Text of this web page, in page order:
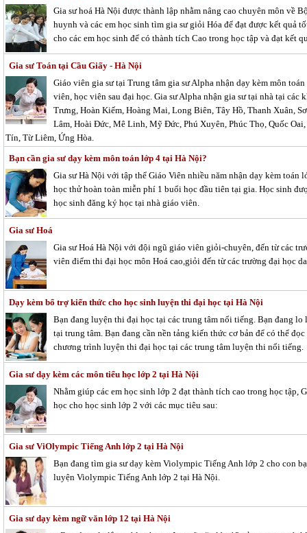
Gia sư hoá Hà Nội được thành lập nhằm nâng cao chuyên môn về
huynh và các em học sinh tìm gia sư giỏi Hóa để đạt được kết quả
cho các em học sinh để có thành tích Cao trong học tập và đạt kết
Gia sư Toán tại Cầu Giấy - Hà Nội
Giáo viên gia sư tại Trung tâm gia sư Alpha nhận dạy kèm môn
viên, học viên sau đại học. Gia sư Alpha nhận gia sư tại nhà tại
Trưng, Hoàn Kiếm, Hoàng Mai, Long Biên, Tây Hồ, Thanh Xuân,
Lâm, Hoài Đức, Mê Linh, Mỹ Đức, Phú Xuyên, Phúc Thọ, Quốc
Tín, Từ Liêm, Ứng Hòa.
Bạn cần gia sư dạy kèm môn toán lớp 4 tại Hà Nội?
Gia sư Hà Nội với tập thể Giáo Viên nhiều năm nhận dạy kèm toán
học thử hoàn toàn miễn phí 1 buổi học đầu tiên tại gia. Học sinh
học sinh đăng ký học tại nhà giáo viên.
Gia sư Hoá
Gia sư Hoá Hà Nội với đội ngũ giáo viên giỏi-chuyên, đến từ các
viên điểm thi đại học môn Hoá cao,giỏi đến từ các trường đại học
Dạy kèm bổ trợ kiến thức cho học sinh luyện thi đại học tại Hà Nội
Bạn đang luyện thi đại học tại các trung tâm nổi tiếng. Bạn đang
tại trung tâm. Bạn đang cần nền tảng kiến thức cơ bản để có thể
chương trình luyện thi đại học tại các trung tâm luyện thi nổi tiếng.
Gia sư dạy kèm các môn tiểu học lớp 2 tại Hà Nội
Nhằm giúp các em học sinh lớp 2 đạt thành tích cao trong học tập,
học cho học sinh lớp 2 với các mục tiêu sau:
Gia sư ViOlympic Tiếng Anh lớp 2 tại Hà Nội
Bạn đang tìm gia sư dạy kèm Violympic Tiếng Anh lớp 2 cho con
luyện Violympic Tiếng Anh lớp 2 tại Hà Nội.
Gia sư dạy kèm ngữ văn lớp 12 tại Hà Nội